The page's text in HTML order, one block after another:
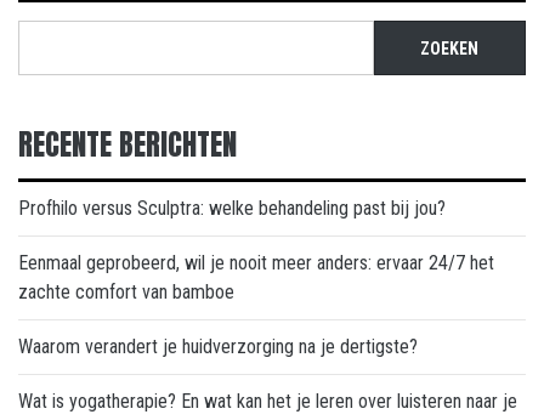
ZOEKEN
RECENTE BERICHTEN
Profhilo versus Sculptra: welke behandeling past bij jou?
Eenmaal geprobeerd, wil je nooit meer anders: ervaar 24/7 het
zachte comfort van bamboe
Waarom verandert je huidverzorging na je dertigste?
Wat is yogatherapie? En wat kan het je leren over luisteren naar je